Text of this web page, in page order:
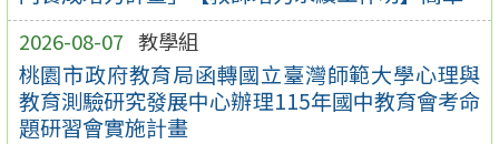
2026-08-07 教學組
桃園市政府教育局函轉國立臺灣師範大學心理與
教育測驗研究發展中心辦理115年國中教育會考命
題研習會實施計畫